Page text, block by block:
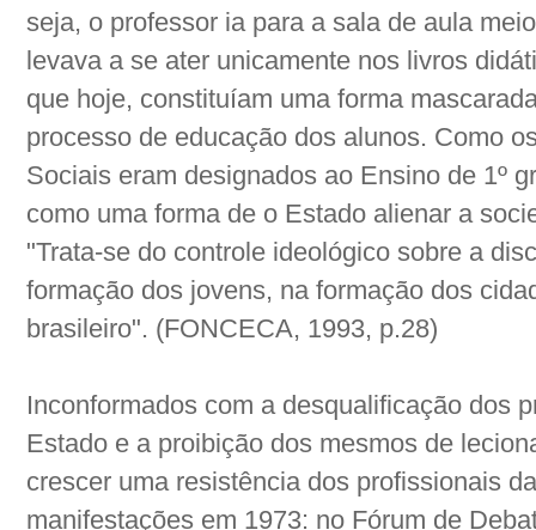
seja, o professor ia para a sala de aula
levava a se ater unicamente nos livros
que hoje, constituíam uma forma
processo de educação dos alunos. Como
Sociais eram designados ao Ensino de 1º
como uma forma de o Estado alienar a
"Trata-se do controle ideológico sobre a
formação dos jovens, na formação dos
brasileiro". (FONCECA, 1993, p.28)
Inconformados com a desqualificação dos
Estado e a proibição dos mesmos de
crescer uma resistência dos profissionais
manifestações em 1973: no Fórum de